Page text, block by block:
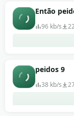
Então
96 kb/s
peidos 9
38 kb/s